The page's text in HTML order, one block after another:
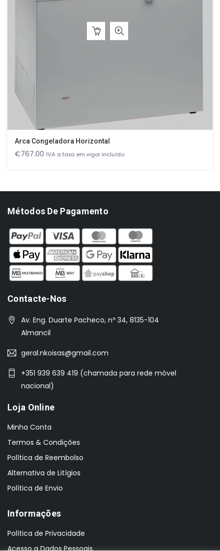
Arca Congeladora Horizontal
€767.00 IVA a taxa em vigor incluído
Métodos De Pagamento
Contacte-Nos
Av. Eng. Duarte Pacheco, nº 34, 8135-104
Almancil
geral.nkoisas@gmail.com
+351 939 639 419 (chamada para rede móvel
nacional)
Loja Online
Minha Conta
Termos & Condições
Política de Reembolso
Alternativa de Litígios
Política de Envio
Informações
Política de Privacidade
Acesso a Dados Pessoais